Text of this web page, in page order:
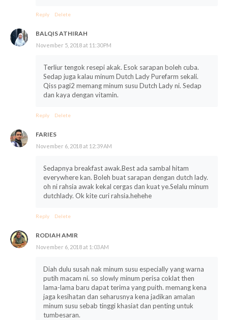
Reply Delete
BALQIS ATHIRAH
November 5, 2018 at 11:30 PM
Terliur tengok resepi akak. Esok sarapan boleh cuba.
Sedap juga kalau minum Dutch Lady Purefarm sekali.
Qiss pagi2 memang minum susu Dutch Lady ni. Sedap
dan kaya dengan vitamin.
Reply Delete
FARIES
November 6, 2018 at 12:39 AM
Sedapnya breakfast awak.Best ada sambal hitam
everywhere kan. Boleh buat sarapan dengan dutch lady.
oh ni rahsia awak kekal cergas dan kuat ye.Selalu minum
dutchlady. Ok kite curi rahsia.hehehe
Reply Delete
RODIAH AMIR
November 6, 2018 at 1:03 AM
Diah dulu susah nak minum susu especially yang warna
putih macam ni. so slowly minum perisa coklat then
lama-lama baru dapat terima yang puith. memang kena
jaga kesihatan dan seharusnya kena jadikan amalan
minum susu sebab tinggi khasiat dan penting untuk
tumbesaran.